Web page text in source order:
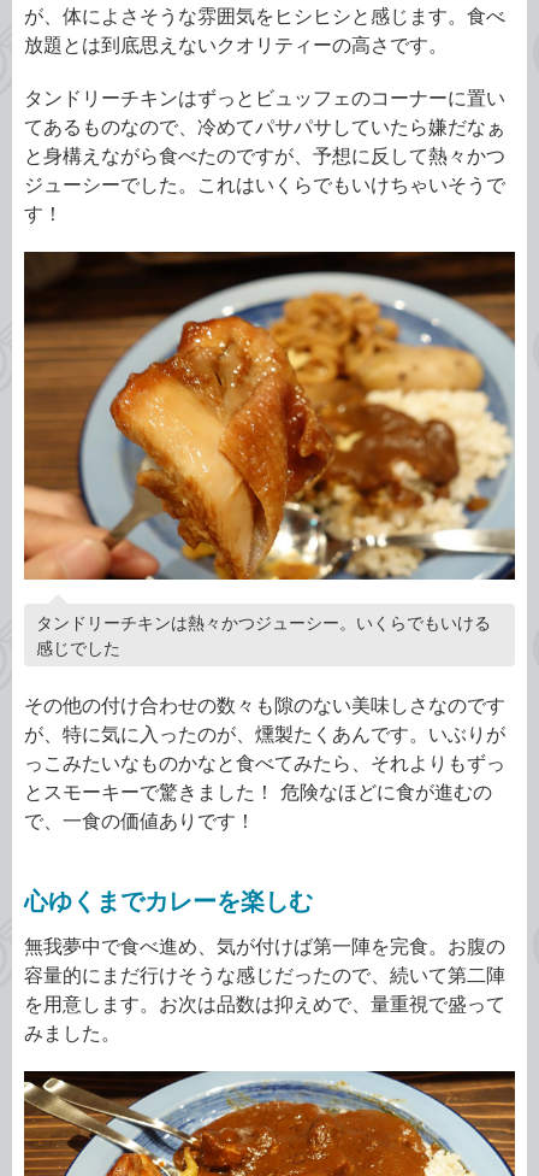
が、体によさそうな雰囲気をヒシヒシと感じます。食べ
放題とは到底思えないクオリティーの高さです。
タンドリーチキンはずっとビュッフェのコーナーに置い
てあるものなので、冷めてパサパサしていたら嫌だなぁ
と身構えながら食べたのですが、予想に反して熱々かつ
ジューシーでした。これはいくらでもいけちゃいそうで
す！
タンドリーチキンは熱々かつジューシー。いくらでもいける
感じでした
その他の付け合わせの数々も隙のない美味しさなのです
が、特に気に入ったのが、燻製たくあんです。いぶりが
っこみたいなものかなと食べてみたら、それよりもずっ
とスモーキーで驚きました！ 危険なほどに食が進むの
で、一食の価値ありです！
心ゆくまでカレーを楽しむ
無我夢中で食べ進め、気が付けば第一陣を完食。お腹の
容量的にまだ行けそうな感じだったので、続いて第二陣
を用意します。お次は品数は抑えめで、量重視で盛って
みました。